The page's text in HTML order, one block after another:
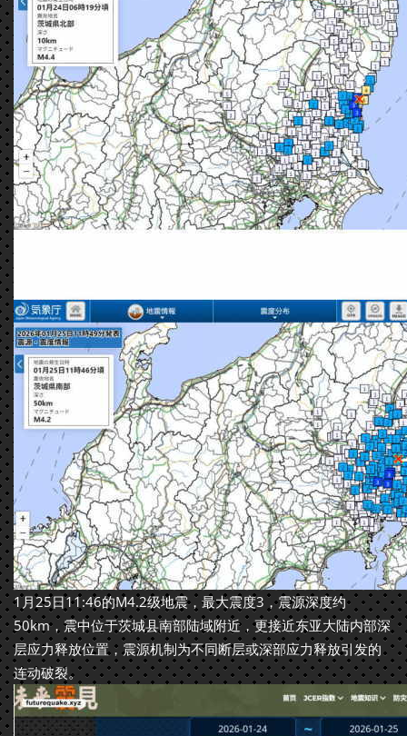
1月25日11:46的M4.2级地震，最大震度3，震源深度约
50km，震中位于茨城县南部陆域附近，更接近东亚大陆内部深
层应力释放位置，震源机制为不同断层或深部应力释放引发的
连动破裂。